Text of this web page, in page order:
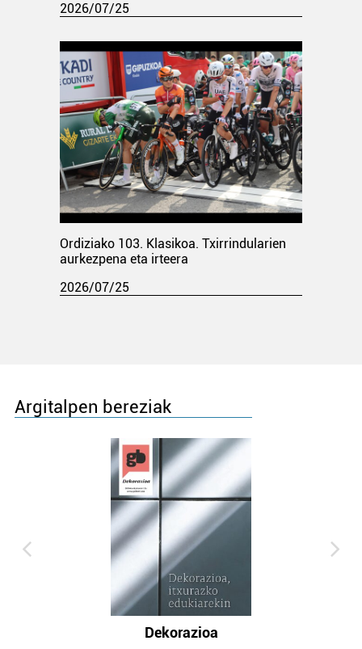
2026/07/25
Ordiziako 103. Klasikoa. Txirrindularien
aurkezpena eta irteera
2026/07/25
Argitalpen bereziak
Dekorazioa